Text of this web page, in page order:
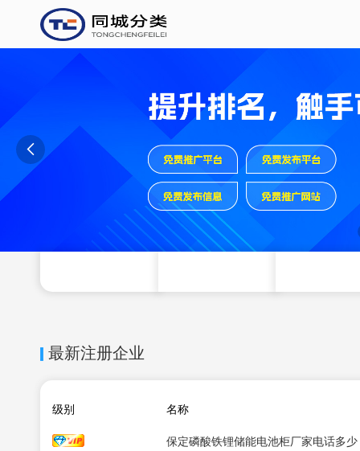

最新注册企业
级别
名称
保定磷酸铁锂储能电池柜厂家电话多少